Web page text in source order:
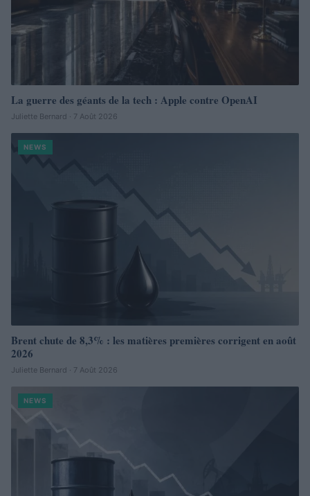
La guerre des géants de la tech : Apple contre OpenAI
Juliette Bernard · 7 Août 2026
NEWS
Brent chute de 8,3% : les matières premières corrigent en août
2026
Juliette Bernard · 7 Août 2026
NEWS